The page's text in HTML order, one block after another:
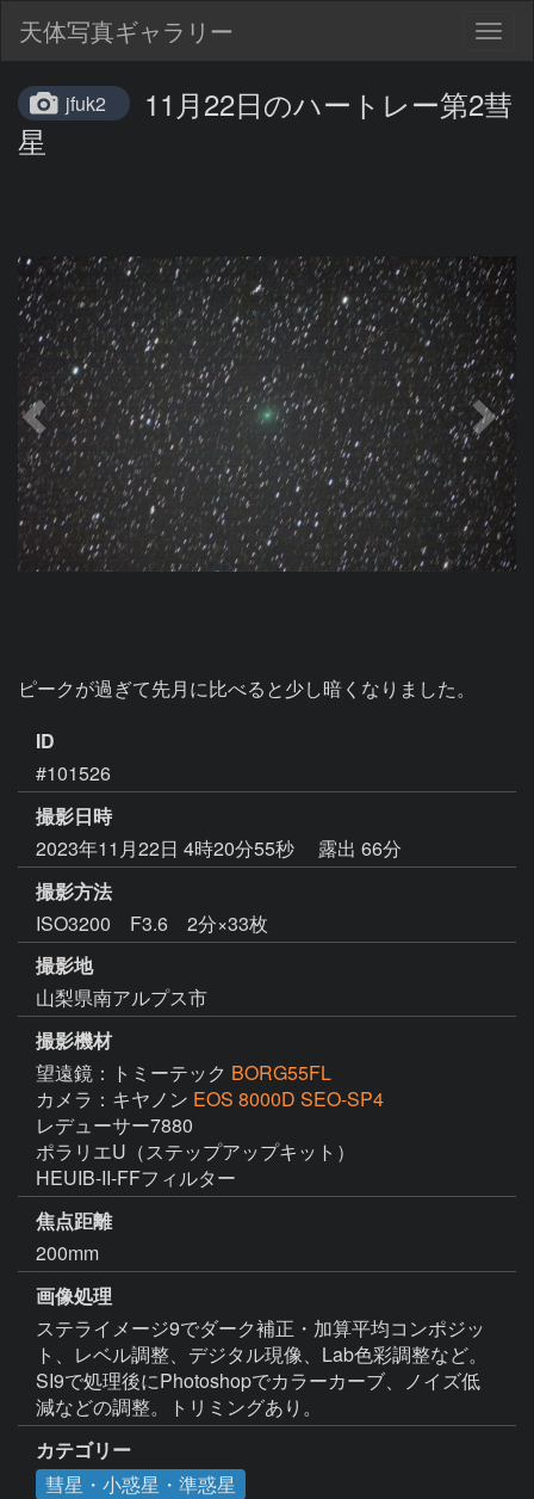
天体写真ギャラリー
jfuk2
11月22日のハートレー第2彗
星
ピークが過ぎて先月に比べると少し暗くなりました。
ID
#101526
撮影日時
2023年11月22日 4時20分55秒
露出 66分
撮影方法
ISO3200 F3.6 2分×33枚
撮影地
山梨県南アルプス市
撮影機材
望遠鏡：トミーテック BORG55FL
カメラ：キヤノン EOS 8000D SEO-SP4
レデューサー7880
ポラリエU（ステップアップキット）
HEUIB-II-FFフィルター
焦点距離
200mm
画像処理
ステライメージ9でダーク補正・加算平均コンポジッ
ト、レベル調整、デジタル現像、Lab色彩調整など。
SI9で処理後にPhotoshopでカラーカーブ、ノイズ低
減などの調整。トリミングあり。
カテゴリー
彗星・小惑星・準惑星